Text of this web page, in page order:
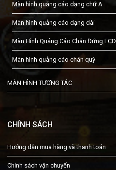
Màn hình quảng cáo dạng chữ A
Màn hình quảng cáo dạng dài
Màn Hình Quảng Cáo Chân Đứng LCD
Màn hình quảng cáo chân quỳ
MÀN HÌNH TƯƠNG TÁC
CHÍNH SÁCH
Hướng dẫn mua hàng và thanh toán
Chính sách vận chuyển